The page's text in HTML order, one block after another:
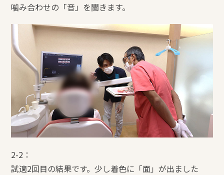
噛み合わせの「音」を聞きます。
2-2：
試適2回目の結果です。少し着色に「面」が出ました